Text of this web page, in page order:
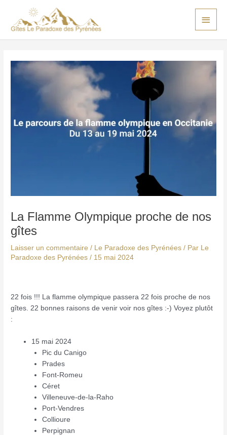
contenu
Menu
La Flamme Olympique proche de nos
gîtes
Laisser un commentaire / Le Paradoxe des Pyrénées / Par Le
Paradoxe des Pyrénées/ 15 mai 2024
22 fois !!! La flamme olympique passera 22 fois proche de nos
gîtes. 22 bonnes raisons de venir voir nos gîtes :-) Voyez plutôt
:
15 mai 2024
Pic du Canigo
Prades
Font-Romeu
Céret
Villeneuve-de-la-Raho
Port-Vendres
Collioure
Perpignan
articles